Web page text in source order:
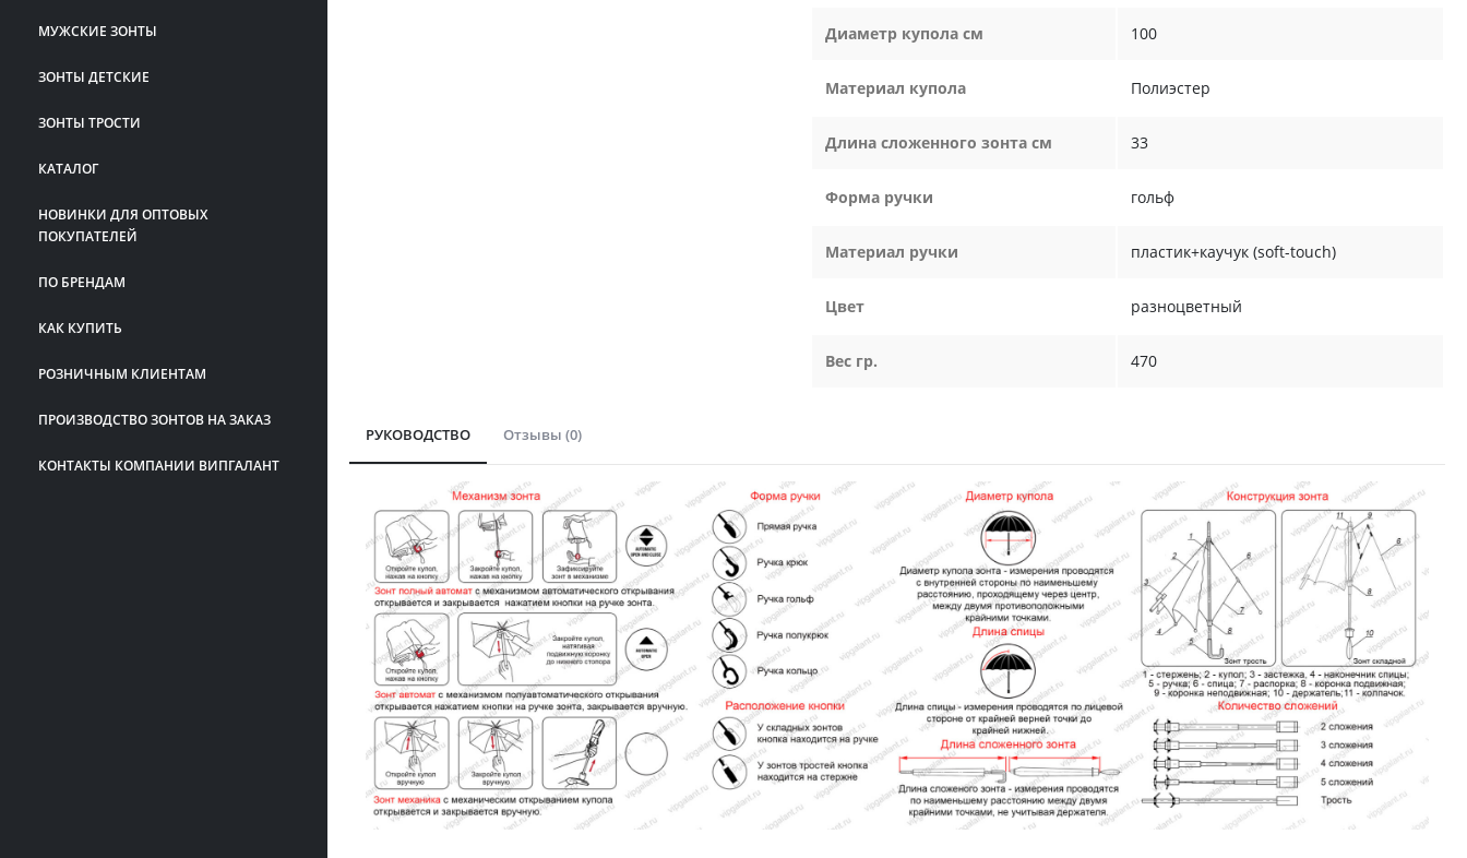
МУЖСКИЕ ЗОНТЫ
ЗОНТЫ ДЕТСКИЕ
ЗОНТЫ ТРОСТИ
КАТАЛОГ
НОВИНКИ ДЛЯ ОПТОВЫХ
ПОКУПАТЕЛЕЙ
ПО БРЕНДАМ
КАК КУПИТЬ
РОЗНИЧНЫМ КЛИЕНТАМ
ПРОИЗВОДСТВО ЗОНТОВ НА ЗАКАЗ
КОНТАКТЫ КОМПАНИИ ВИПГАЛАНТ
Диаметр купола см 100
Материал купола Полиэстер
Длина сложенного зонта см 33
Форма ручки гольф
Материал ручки пластик+каучук (soft-touch)
Цвет разноцветный
Вес гр. 470
РУКОВОДСТВО Отзывы (0)